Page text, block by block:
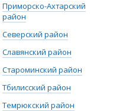
Приморско-Ахтарский
район
Северский район
Славянский район
Староминский район
Тбилисский район
Темрюкский район